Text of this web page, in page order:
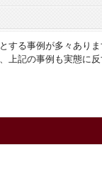
する事例が多々ありま
上記の事例も実態に